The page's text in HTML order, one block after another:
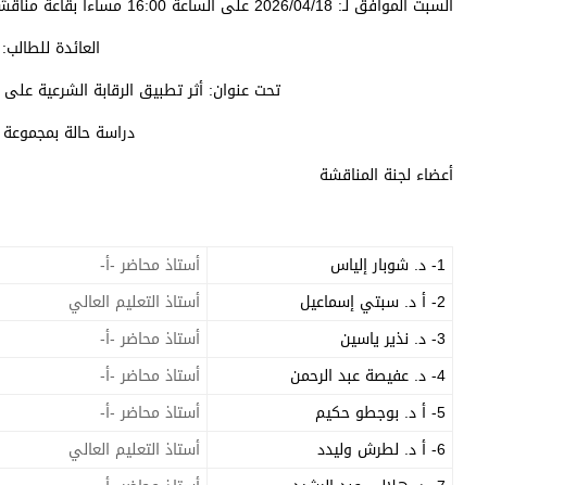
السبت الموافق لـ: 2026/04/18 على الساعة 16:00 مساءا بقاعة مناقشات الدكتوراه بالجناح B.
العائدة
تحت عنوان: أثر تطبيق الرقابة الشرعية
دراسة حالة
أعضاء لجنة المناقشة
1- د. شوبار إلياس أستاذ محاضر -أ-
2- أ د. سبتي إسماعيل
أستاذ التعليم العالي
3- د. نذير ياسين
أستاذ محاضر -أ-
4- د. عفيصة عبد الرحمن
أستاذ محاضر -أ-
5- أ د. بوجطو حكيم
أستاذ محاضر -أ-
6- أ د. لطرش وليدد
أستاذ التعليم العالي